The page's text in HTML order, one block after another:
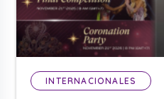
INTERNACIONALES